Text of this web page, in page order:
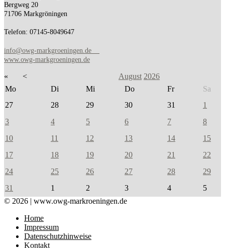
Bergweg 20
71706 Markgröningen
Telefon: 07145-8049647
info@owg-markgroeningen.de
www.owg-markgroeningen.de
« < August 2026
Mo
Di Mi Do Fr
Sa
27
28 29 30 31
1
3
4 5 6 7
8
10
11 12 13 14
15
17
18 19 20 21
22
24
25 26 27 28
29
31
1 2 3 4
5
© 2026 | www.owg-markroeningen.de
Home
Impressum
Datenschutzhinweise
Kontakt